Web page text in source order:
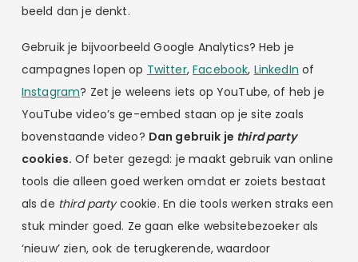
beeld dan je denkt.
Gebruik je bijvoorbeeld Google Analytics? Heb je
campagnes lopen op Twitter,Facebook, LinkedIn of
Instagram? Zet je weleens iets op YouTube, of heb je
YouTube video’s ge-embed staan op je site zoals
bovenstaande video? Dan gebruik je third party
cookies. Of beter gezegd: je maakt gebruik van online
tools die alleen goed werken omdat er zoiets bestaat
als de third partycookie. En die tools werken straks een
stuk minder goed. Ze gaan elke websitebezoeker als
‘nieuw’ zien, ook de terugkerende, waardoor